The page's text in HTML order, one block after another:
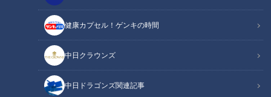
健康カプセル！ゲンキの時間
中日クラウンズ
中日ドラゴンズ関連記事
記事に戻る